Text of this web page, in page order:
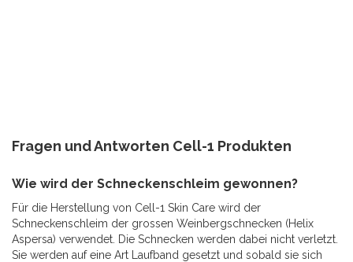
Fragen und Antworten Cell-1 Produkten
Wie wird der Schneckenschleim gewonnen?
Für die Herstellung von Cell-1 Skin Care wird der
Schneckenschleim der grossen Weinbergschnecken (Helix
Aspersa) verwendet. Die Schnecken werden dabei nicht verletzt.
Sie werden auf eine Art Laufband gesetzt und sobald sie sich